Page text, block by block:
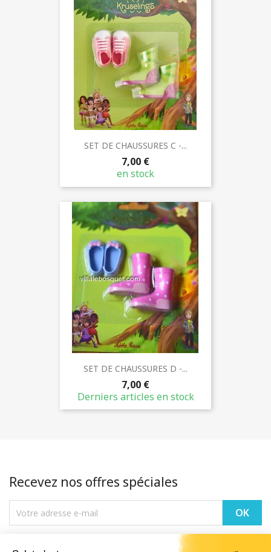
SET DE CHAUSSURES C -...
7,00 €
en stock
SET DE CHAUSSURES D -...
7,00 €
Derniers articles en stock
Recevez nos offres spéciales
Vous pouvez vous désinscrire à tout moment. Vous trouverez pour cela
nos informations de contact dans les conditions d'utilisation du site.